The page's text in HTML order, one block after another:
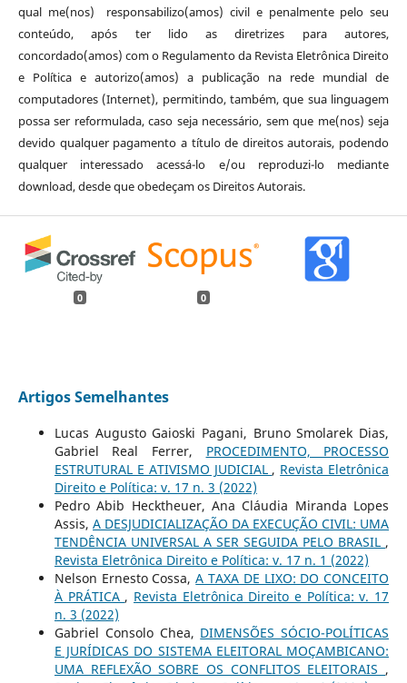
qual me(nos) responsabilizo(amos) civil e penalmente pelo seu
conteúdo, após ter lido as diretrizes para autores,
concordado(amos) com o Regulamento da Revista Eletrônica Direito
e Política e autorizo(amos) a publicação na rede mundial de
computadores (Internet), permitindo, também, que sua linguagem
possa ser reformulada, caso seja necessário, sem que me(nos) seja
devido qualquer pagamento a título de direitos autorais, podendo
qualquer interessado acessá-lo e/ou reproduzi-lo mediante
download, desde que obedeçam os Direitos Autorais.
0 0
Artigos Semelhantes
Lucas Augusto Gaioski Pagani, Bruno Smolarek Dias,
Gabriel Real Ferrer, PROCEDIMENTO, PROCESSO
ESTRUTURAL E ATIVISMO JUDICIAL , Revista Eletrônica
Direito e Política: v. 17 n. 3 (2022)
Pedro Abib Hecktheuer, Ana Cláudia Miranda Lopes
Assis, A DESJUDICIALIZAÇÃO DA EXECUÇÃO CIVIL: UMA
TENDÊNCIA UNIVERSAL A SER SEGUIDA PELO BRASIL ,
Revista Eletrônica Direito e Política: v. 17 n. 1 (2022)
Nelson Ernesto Cossa,A TAXA DE LIXO: DO CONCEITO
À PRÁTICA , Revista Eletrônica Direito e Política: v. 17
n. 3 (2022)
Gabriel Consolo Chea, DIMENSÕES SÓCIO-POLÍTICAS
E JURÍDICAS DO SISTEMA ELEITORAL MOÇAMBICANO:
UMA REFLEXÃO SOBRE OS CONFLITOS ELEITORAIS ,